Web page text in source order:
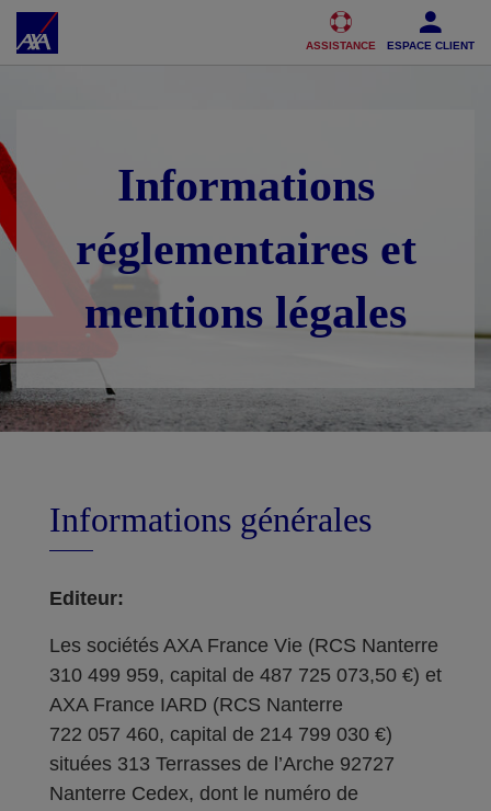
Accéder au Contenu Accéder au Pied de page
ASSISTANCE ESPACE CLIENT
Informations
réglementaires et
mentions légales
Informations générales
Editeur:
Les sociétés AXA France Vie (RCS Nanterre
310 499 959, capital de 487 725 073,50 €) et
AXA France IARD (RCS Nanterre
722 057 460, capital de 214 799 030 €)
situées 313 Terrasses de l’Arche 92727
Nanterre Cedex, dont le numéro de